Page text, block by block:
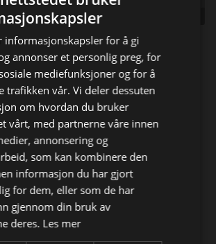
Simon Baker er tilbake for
som Patrick Jane, den uavhengige
med helt spesielle egenskaper.
merittliste og har løst flere
ved hjelp av sin utrolige
Idag: Patrick Janes
Red John får uante
informasjonskapsler for å gi
annonser et personlig preg, for
mediefunksjoner og for å
trafikken vår. Vi deler dessuten
om hvordan du bruker
vårt, med partnerne våre innen
annonsering og
som kan kombinere den
informasjon du har gjort
for dem, eller som de har
gjennom din bruk av
deres. Les mer